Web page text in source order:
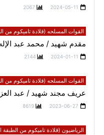
2024-05-11
2067
القوات المسلحه (قلادة تاميكوم من
مقدم شهيد / محمد عبد
2024-01-11
2144
القوات المسلحه (قلادة تاميكوم من
عريف مجند شهيد / عبد
2023-06-27
8619
الرياضيون (قلادة تاميكوم من الطبقة